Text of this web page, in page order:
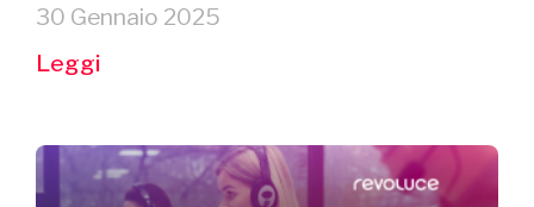
30 Gennaio 2025
Leggi